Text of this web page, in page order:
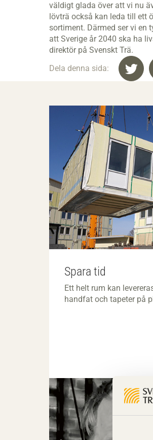
väldigt glada över att vi nu
lövträ också kan leda till ett
sortiment. Därmed ser vi en
att Sverige år 2040 ska ha
direktör på Svenskt Trä.
Dela denna sida:
Spara tid
Ett helt rum kan
handfat och tapeter på